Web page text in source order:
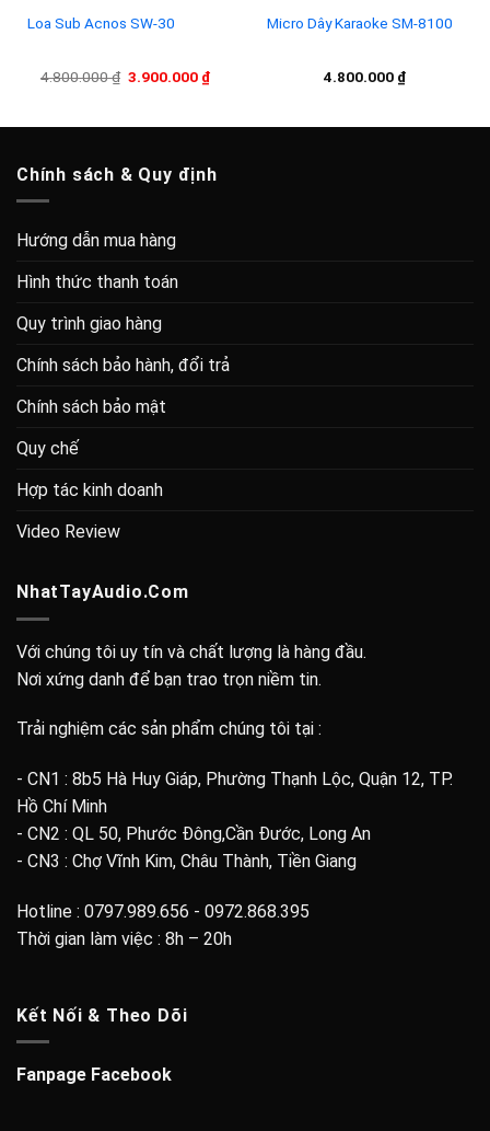
Loa Sub Acnos SW-30
4.800.000₫ Giá
3.900.000 ₫Giá
3.900.000 ₫.
Micro Dây Karaoke SM-8100
4.800.000 ₫
Chính sách & Quy định
Hướng dẫn mua hàng
Hình thức thanh toán
Quy trình giao hàng
Chính sách bảo hành, đổi trả
Chính sách bảo mật
Quy chế
Hợp tác kinh doanh
Video Review
NhatTayAudio.Com
Với chúng tôi uy tín và chất lượng là hàng đầu.
Nơi xứng danh để bạn trao trọn niềm tin.
Trải nghiệm các sản phẩm chúng tôi tại :
- CN1 : 8b5 Hà Huy Giáp, Phường Thạnh Lộc, Quận 12, TP.
Hồ Chí Minh
- CN2 : QL 50, Phước Đông,Cần Đước, Long An
- CN3 : Chợ Vĩnh Kim, Châu Thành, Tiền Giang
Hotline : 0797.989.656 - 0972.868.395
Thời gian làm việc : 8h – 20h
Kết Nối & Theo Dõi
Fanpage Facebook